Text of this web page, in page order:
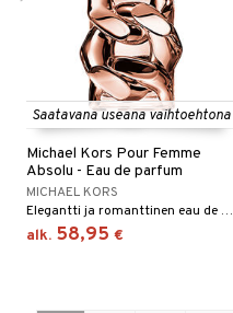
Saatavana useana vaihtoehtona
Michael Kors Pour Femme
Absolu - Eau de parfum
MICHAEL KORS
Elegantti ja romanttinen eau de parfum Michael Korsilta.
alk. 58,95 €